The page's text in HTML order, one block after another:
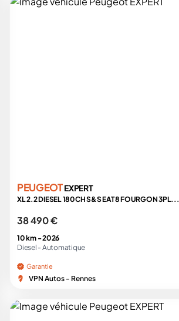
PEUGEOTEXPERT
XL 2.2 DIESEL 180CH S&S EAT8 FOURGON 3PL...
38 490 €
10 km -2026
Diesel - Automatique
Garantie
VPN Autos - Rennes